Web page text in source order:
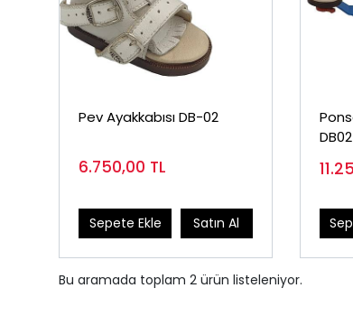
Pev Ayakkabısı DB-02
6.750,00 TL
Sepete Ekle Satın Al
Bu aramada toplam 2 ürün listeleniyor.